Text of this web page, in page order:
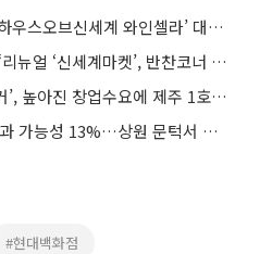
신세계百 강남점, 2주년 ‘하우스오브신세계 와인셀라’ 대규모 주류 행사
신세계百 박현범·이용준 “리뉴얼 ‘신세계마켓’, 반찬코너 늘리고 초신선 식재료...고객 계속 찾아오죠”
신세계푸드 ‘노브랜드 버거’, 높아진 창업수요에 제주 1호점 오픈
美 클래리티 법안 연내 통과 가능성 13%…상원 문턱서 제동
#현대백화점